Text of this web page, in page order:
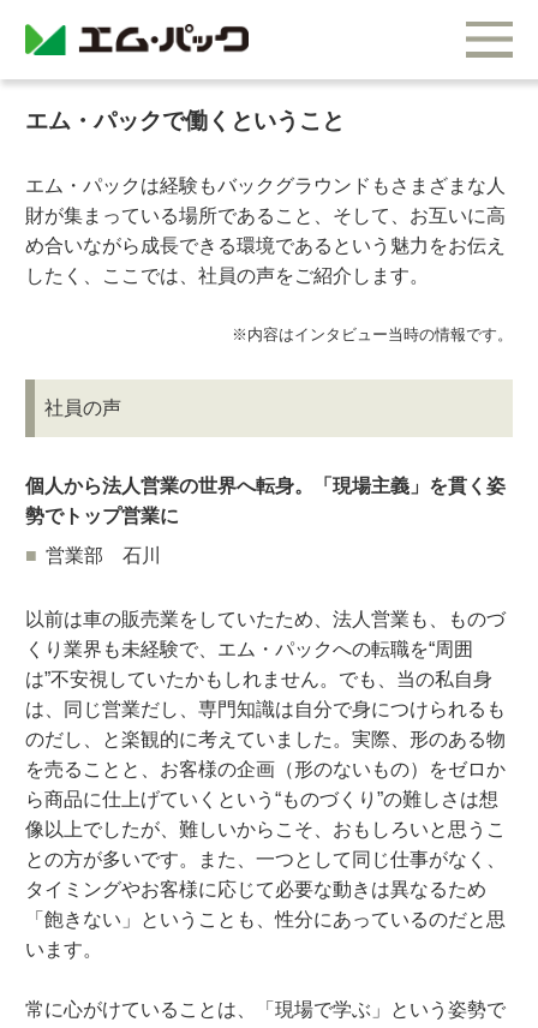
エム・パックで働くということ
エム・パックは経験もバックグラウンドもさまざまな人
財が集まっている場所であること、そして、お互いに高
め合いながら成長できる環境であるという魅力をお伝え
したく、ここでは、社員の声をご紹介します。
※内容はインタビュー当時の情報です。
社員の声
個人から法人営業の世界へ転身。「現場主義」を貫く姿
勢でトップ営業に
営業部 石川
以前は車の販売業をしていたため、法人営業も、ものづ
くり業界も未経験で、エム・パックへの転職を“周囲
は”不安視していたかもしれません。でも、当の私自身
は、同じ営業だし、専門知識は自分で身につけられるも
のだし、と楽観的に考えていました。実際、形のある物
を売ることと、お客様の企画（形のないもの）をゼロか
ら商品に仕上げていくという“ものづくり”の難しさは想
像以上でしたが、難しいからこそ、おもしろいと思うこ
との方が多いです。また、一つとして同じ仕事がなく、
タイミングやお客様に応じて必要な動きは異なるため
「飽きない」ということも、性分にあっているのだと思
います。
常に心がけていることは、「現場で学ぶ」という姿勢で